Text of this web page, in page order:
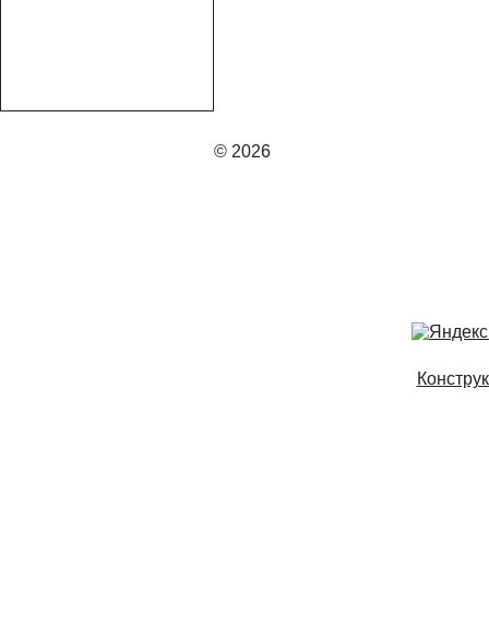
© 2026